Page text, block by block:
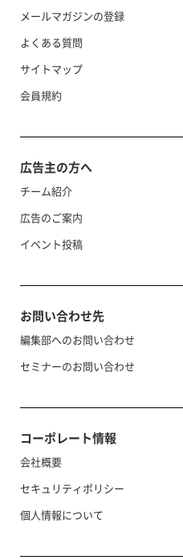
メールマガジンの登録
よくある質問
サイトマップ
会員規約
広告主の方へ
チーム紹介
広告のご案内
イベント投稿
お問い合わせ先
編集部へのお問い合わせ
セミナーのお問い合わせ
コーポレート情報
会社概要
セキュリティポリシー
個人情報について